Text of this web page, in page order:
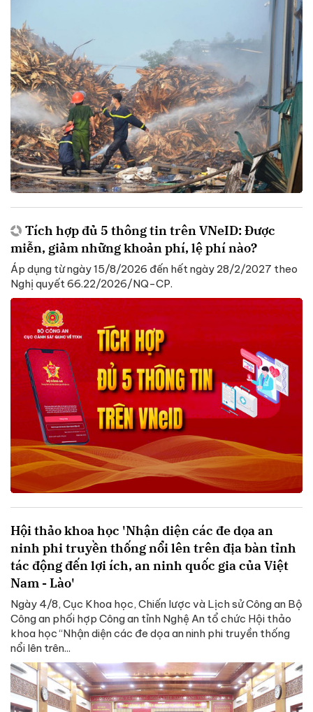
Tích hợp đủ 5 thông tin trên VNeID: Được
miễn, giảm những khoản phí, lệ phí nào?
Áp dụng từ ngày 15/8/2026 đến hết ngày 28/2/2027 theo
Nghị quyết 66.22/2026/NQ-CP.
Hội thảo khoa học 'Nhận diện các đe dọa an
ninh phi truyền thống nổi lên trên địa bàn tỉnh
tác động đến lợi ích, an ninh quốc gia của Việt
Nam - Lào'
Ngày 4/8, Cục Khoa học, Chiến lược và Lịch sử Công an Bộ
Công an phối hợp Công an tỉnh Nghệ An tổ chức Hội thảo
khoa học “Nhận diện các đe dọa an ninh phi truyền thống
nổi lên trên...